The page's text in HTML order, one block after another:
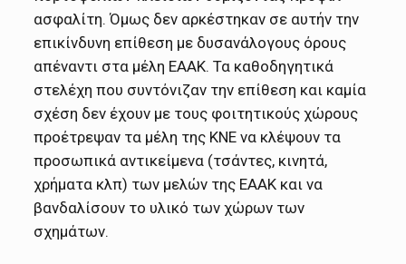
ασφαλίτη. Όμως δεν αρκέστηκαν σε αυτήν την
επικίνδυνη επίθεση με δυσανάλογους όρους
απέναντι στα μέλη ΕΑΑΚ. Τα καθοδηγητικά
στελέχη που συντόνιζαν την επίθεση και καμία
σχέση δεν έχουν με τους φοιτητικούς χώρους
προέτρεψαν τα μέλη της ΚΝΕ να κλέψουν τα
προσωπικά αντικείμενα (τσάντες, κινητά,
χρήματα κλπ) των μελών της ΕΑΑΚ και να
βανδαλίσουν το υλικό των χώρων των
σχημάτων.